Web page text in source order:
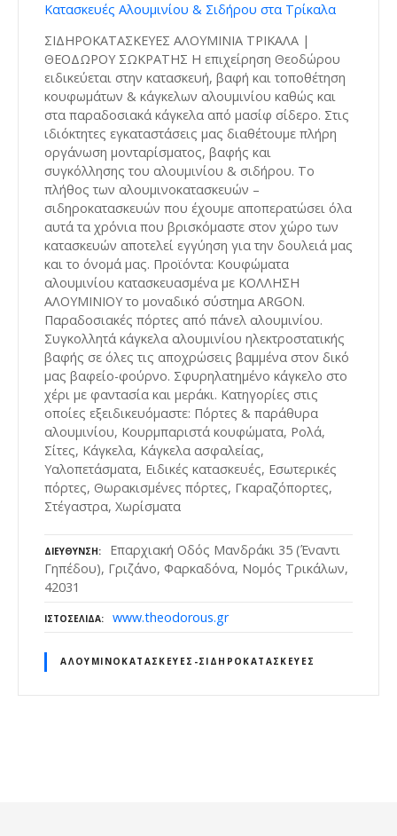
Κατασκευές Αλουμινίου & Σιδήρου στα Τρίκαλα
ΣΙΔΗΡΟΚΑΤΑΣΚΕΥΕΣ ΑΛΟΥΜΙΝΙΑ ΤΡΙΚΑΛΑ |
ΘΕΟΔΩΡΟΥ ΣΩΚΡΑΤΗΣ Η επιχείρηση Θεοδώρου
ειδικεύεται στην κατασκευή, βαφή και τοποθέτηση
κουφωμάτων & κάγκελων αλουμινίου καθώς και
στα παραδοσιακά κάγκελα από μασίφ σίδερο. Στις
ιδιόκτητες εγκαταστάσεις μας διαθέτουμε πλήρη
οργάνωση μονταρίσματος, βαφής και
συγκόλλησης του αλουμινίου & σιδήρου. Το
πλήθος των αλουμινοκατασκευών –
σιδηροκατασκευών που έχουμε αποπερατώσει όλα
αυτά τα χρόνια που βρισκόμαστε στον χώρο των
κατασκευών αποτελεί εγγύηση για την δουλειά μας
και το όνομά μας. Προϊόντα: Κουφώματα
αλουμινίου κατασκευασμένα με ΚΟΛΛΗΣΗ
ΑΛΟΥΜΙΝΙΟΥ το μοναδικό σύστημα ARGON.
Παραδοσιακές πόρτες από πάνελ αλουμινίου.
Συγκολλητά κάγκελα αλουμινίου ηλεκτροστατικής
βαφής σε όλες τις αποχρώσεις βαμμένα στον δικό
μας βαφείο-φούρνο. Σφυρηλατημένο κάγκελο στο
χέρι με φαντασία και μεράκι. Κατηγορίες στις
οποίες εξειδικευόμαστε: Πόρτες & παράθυρα
αλουμινίου, Κουρμπαριστά κουφώματα, Ρολά,
Σίτες, Κάγκελα, Κάγκελα ασφαλείας,
Υαλοπετάσματα, Ειδικές κατασκευές, Εσωτερικές
πόρτες, Θωρακισμένες πόρτες, Γκαραζόπορτες,
Στέγαστρα, Χωρίσματα
ΔΙΕΎΘΥΝΣΗ
Επαρχιακή Οδός Μανδράκι 35 (Έναντι
Γηπέδου), Γριζάνο, Φαρκαδόνα, Νομός Τρικάλων,
42031
ΙΣΤΟΣΕΛΊΔΑ www.theodorous.gr
ΑΛΟΥΜΙΝΟΚΑΤΑΣΚΕΥΈΣ-ΣΙΔΗΡΟΚΑΤΑΣΚΕΥΈΣ